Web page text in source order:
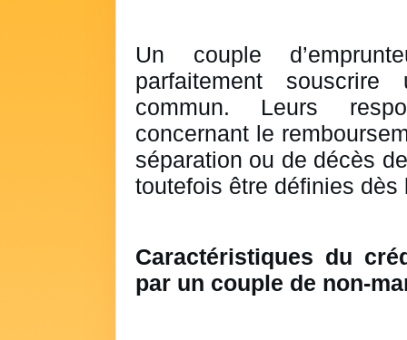
Un couple
parfaitement
commun. Leurs
concernant le
séparation ou de décès
toutefois être définies
Caractéristiques du
par un couple de non-